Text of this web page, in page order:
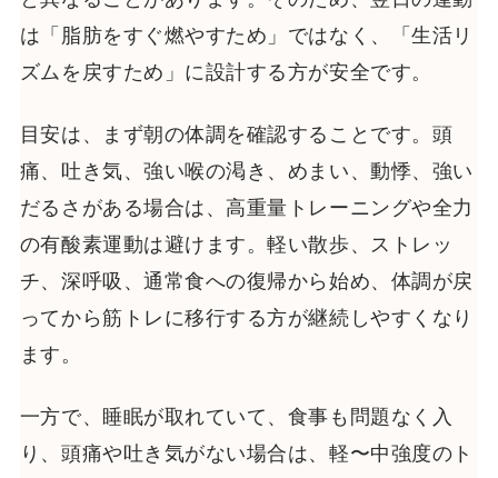
は「脂肪をすぐ燃やすため」ではなく、「生活リ
ズムを戻すため」に設計する方が安全です。
目安は、まず朝の体調を確認することです。頭
痛、吐き気、強い喉の渇き、めまい、動悸、強い
だるさがある場合は、高重量トレーニングや全力
の有酸素運動は避けます。軽い散歩、ストレッ
チ、深呼吸、通常食への復帰から始め、体調が戻
ってから筋トレに移行する方が継続しやすくなり
ます。
一方で、睡眠が取れていて、食事も問題なく入
り、頭痛や吐き気がない場合は、軽〜中強度のト